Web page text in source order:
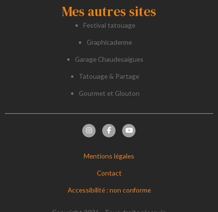
Mes autres sites
Festival tatouage
Graphicaderme
Garage Chaudesaigues
Tatouage & Partage
Gourmet et Glouton
Mentions légales
Contact
Accessibilité : non conforme